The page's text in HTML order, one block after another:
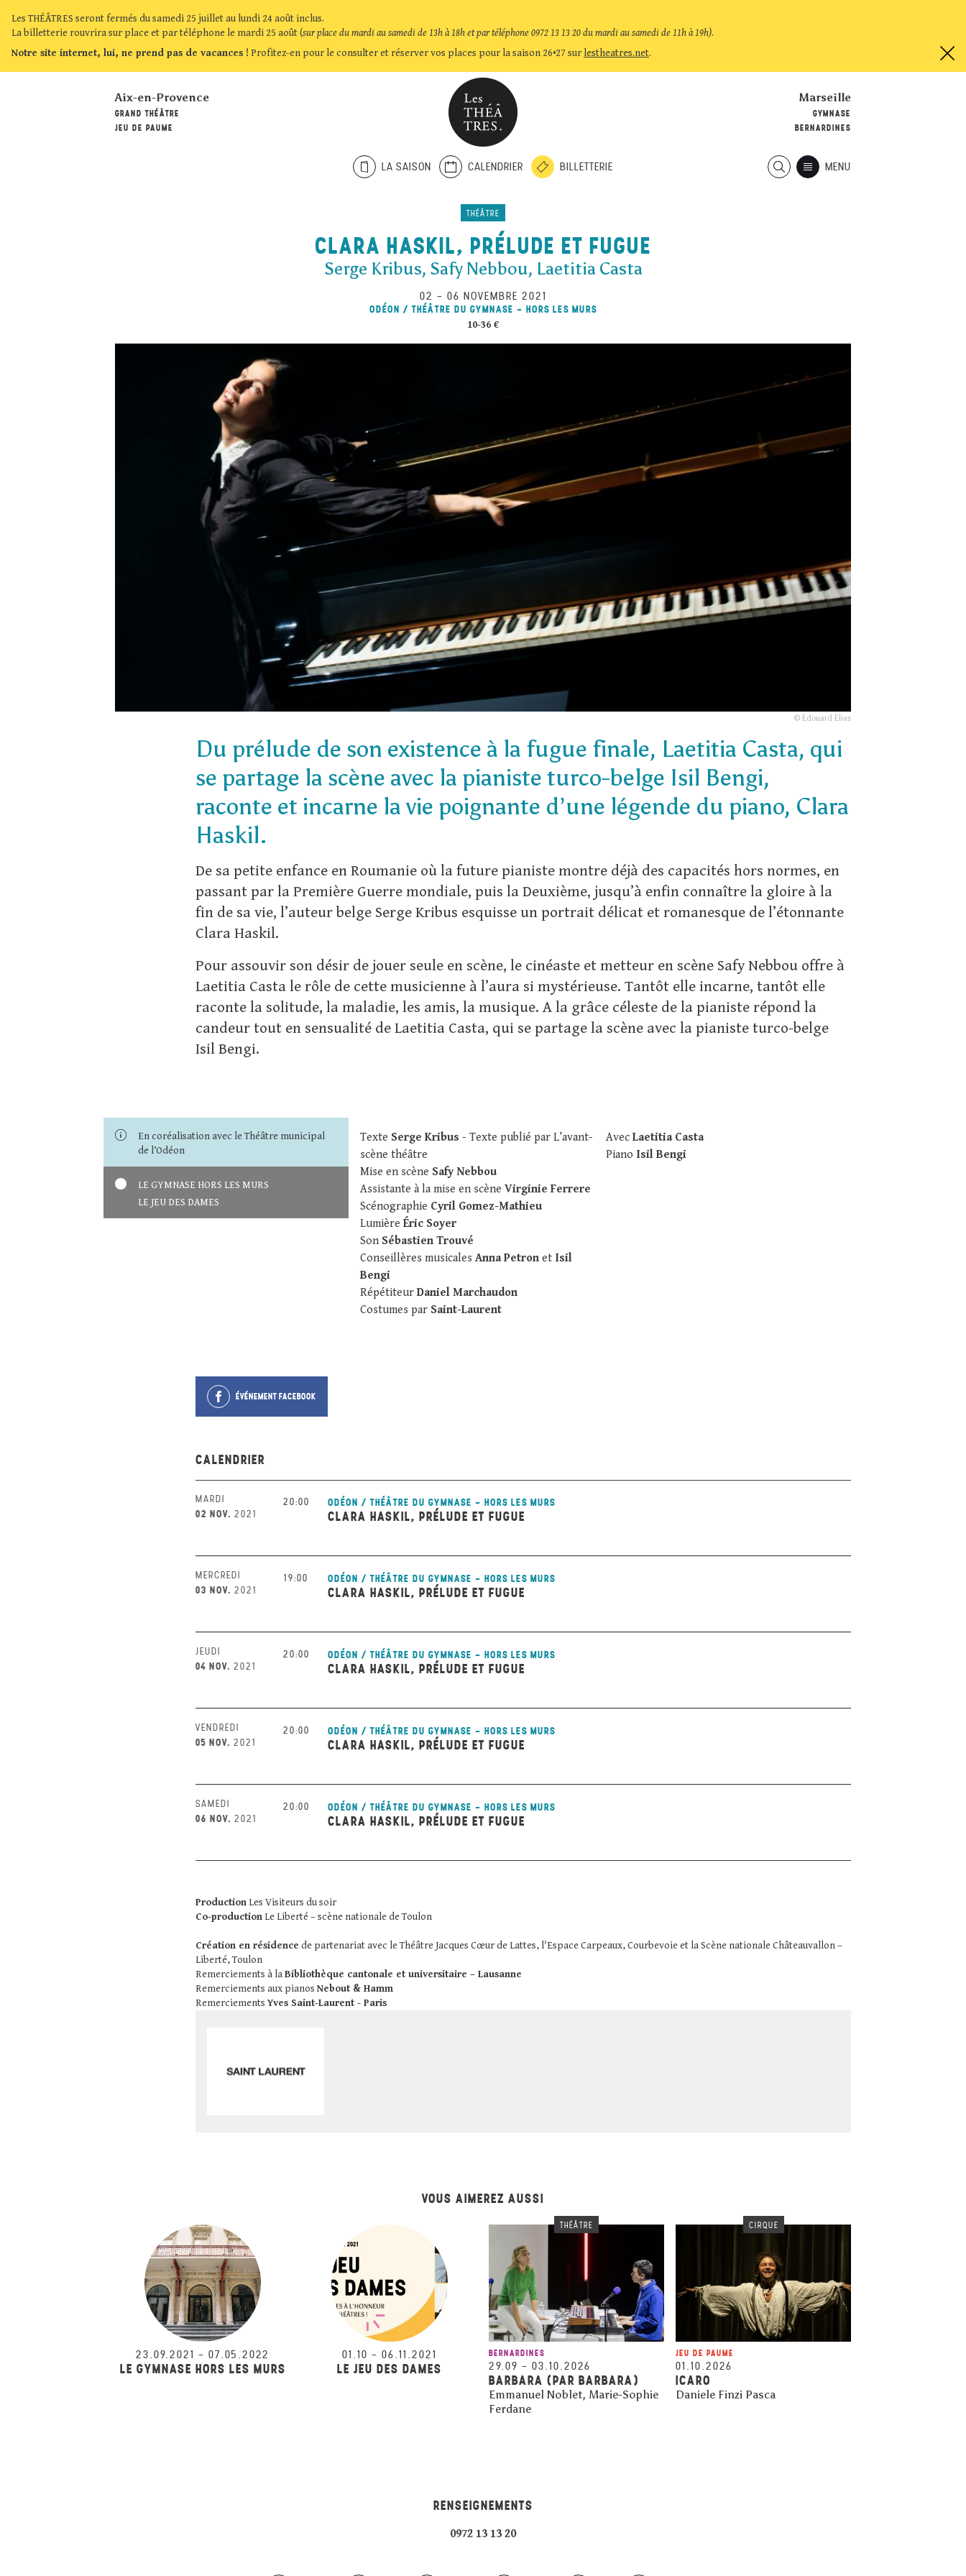
Les THÉÂTRES seront fermés du samedi 25 juillet au lundi 24 août inclus.
La billetterie rouvrira sur place et par téléphone le mardi 25 août (sur place du mardi au samedi de 13h à 18h et par téléphone 0972 13 13 20 du mardi au samedi de 11h à 19h).
Notre site internet, lui, ne prend pas de vacances ! Profitez-en pour le consulter et réserver vos places pour la saison 26•27 sur lestheatres.net.
Marseille
GYMNASE
BERNARDINES
Aix-en-Provence
GRAND THÉÂTRE
JEU DE PAUME
LA SAISON CALENDRIER BILLETTERIE MENU
THÉÂTRE
CLARA HASKIL, PRÉLUDE ET FUGUE
Serge Kribus, Safy Nebbou, Laetitia Casta
02 – 06 NOVEMBRE 2021
ODÉON / THÉÂTRE DU GYMNASE - HORS LES MURS
10-36 €
© Edouard Elias
Du prélude de son existence à la fugue finale, Laetitia Casta, qui
se partage la scène avec la pianiste turco-belge Isil Bengi,
raconte et incarne la vie poignante d’une légende du piano, Clara
Haskil.
De sa petite enfance en Roumanie où la future pianiste montre déjà des capacités hors normes, en
passant par la Première Guerre mondiale, puis la Deuxième, jusqu’à enfin connaître la gloire à la
fin de sa vie, l’auteur belge Serge Kribus esquisse un portrait délicat et romanesque de l’étonnante
Clara Haskil.
Pour assouvir son désir de jouer seule en scène, le cinéaste et metteur en scène Safy Nebbou offre à
Laetitia Casta le rôle de cette musicienne à l’aura si mystérieuse. Tantôt elle incarne, tantôt elle
raconte la solitude, la maladie, les amis, la musique. A la grâce céleste de la pianiste répond la
candeur tout en sensualité de Laetitia Casta, qui se partage la scène avec la pianiste turco-belge
Isil Bengi.
Texte Serge Kribus- Texte publié par L’avant-
scène théâtre
Mise en scène Safy Nebbou
Assistante à la mise en scèneVirginie Ferrere
Scénographie Cyril Gomez-Mathieu
LumièreÉric Soyer
Son Sébastien Trouvé
Conseillères musicales Anna Petron et Isil
Bengi
RépétiteurDaniel Marchaudon
Costumes par Saint-Laurent
Avec Laetitia Casta
Piano Isil Bengi
En coréalisation avec le Théâtre municipal
de l’Odéon
LE GYMNASE HORS LES MURS
LE JEU DES DAMES
ÉVÉNEMENT FACEBOOK
CALENDRIER
MARDI
02 NOV. 2021
20:00 ODÉON / THÉÂTRE DU GYMNASE - HORS LES MURS
CLARA HASKIL, PRÉLUDE ET FUGUE
MERCREDI
03 NOV. 2021
19:00 ODÉON / THÉÂTRE DU GYMNASE - HORS LES MURS
CLARA HASKIL, PRÉLUDE ET FUGUE
JEUDI
04 NOV. 2021
20:00 ODÉON / THÉÂTRE DU GYMNASE - HORS LES MURS
CLARA HASKIL, PRÉLUDE ET FUGUE
VENDREDI
05 NOV. 2021
20:00 ODÉON / THÉÂTRE DU GYMNASE - HORS LES MURS
CLARA HASKIL, PRÉLUDE ET FUGUE
SAMEDI
06 NOV. 2021
20:00 ODÉON / THÉÂTRE DU GYMNASE - HORS LES MURS
CLARA HASKIL, PRÉLUDE ET FUGUE
Production Les Visiteurs du soir
Co-production Le Liberté – scène nationale de Toulon
Création en résidence de partenariat avec le Théâtre Jacques Cœur de Lattes, l'Espace Carpeaux, Courbevoie et la Scène nationale Châteauvallon –
Liberté, Toulon
Remerciements à laBibliothèque cantonale et universitaire – Lausanne
Remerciements aux pianos Nebout & Hamm
RemerciementsYves Saint-Laurent - Paris
VOUS AIMEREZ AUSSI
23.09.2021 – 07.05.2022
LE GYMNASE HORS LES MURS
01.10 – 06.11.2021
LE JEU DES DAMES
THÉÂTRE
BERNARDINES
29.09 – 03.10.2026
BARBARA (PAR BARBARA)
Emmanuel Noblet, Marie-Sophie
Ferdane
CIRQUE
JEU DE PAUME
01.10.2026
ICARO
Daniele Finzi Pasca
RENSEIGNEMENTS
0972 13 13 20